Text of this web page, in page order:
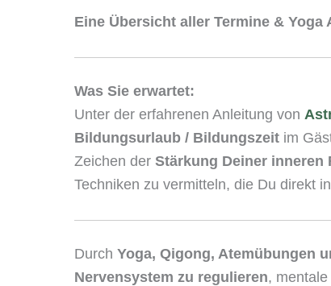
Eine Übersicht aller Termine & Yoga
Was Sie erwartet:
Unter der erfahrenen Anleitung von
Bildungsurlaub / Bildungszeit im
Zeichen der Stärkung Deiner inneren
Techniken zu vermitteln, die Du direkt
Durch Yoga, Qigong, Atemübungen
Nervensystem zu regulieren,